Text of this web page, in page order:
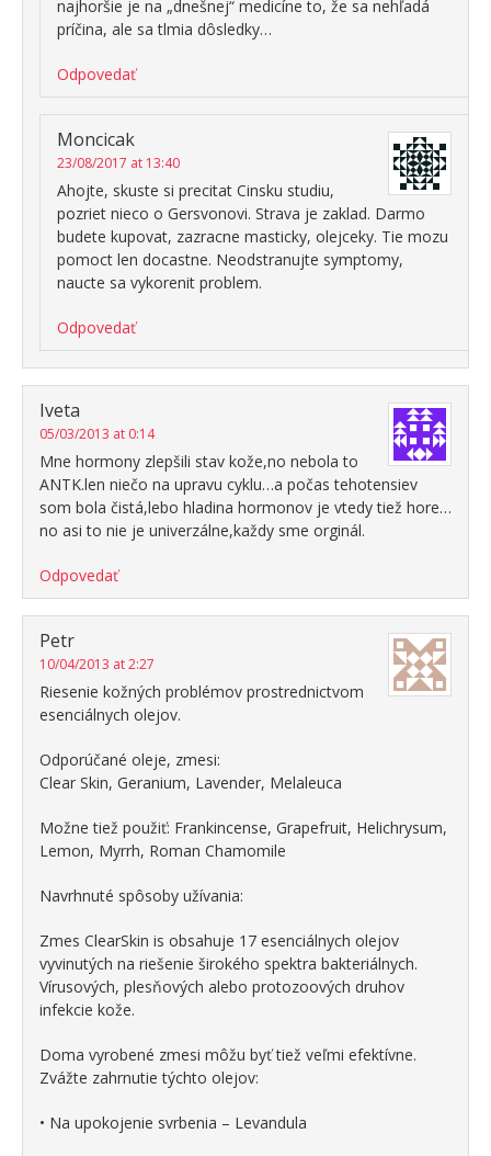
najhoršie je na „dnešnej“ medicíne to, že sa nehľadá
príčina, ale sa tlmia dôsledky…
Odpovedať
Moncicak
23/08/2017 at 13:40
Ahojte, skuste si precitat Cinsku studiu,
pozriet nieco o Gersvonovi. Strava je zaklad. Darmo
budete kupovat, zazracne masticky, olejceky. Tie mozu
pomoct len docastne. Neodstranujte symptomy,
naucte sa vykorenit problem.
Odpovedať
Iveta
05/03/2013 at 0:14
Mne hormony zlepšili stav kože,no nebola to
ANTK.len niečo na upravu cyklu…a počas tehotensiev
som bola čistá,lebo hladina hormonov je vtedy tiež hore…
no asi to nie je univerzálne,každy sme orginál.
Odpovedať
Petr
10/04/2013 at 2:27
Riesenie kožných problémov prostrednictvom
esenciálnych olejov.
Odporúčané oleje, zmesi:
Clear Skin, Geranium, Lavender, Melaleuca
Možne tiež použiť: Frankincense, Grapefruit, Helichrysum,
Lemon, Myrrh, Roman Chamomile
Navrhnuté spôsoby užívania:
Zmes ClearSkin is obsahuje 17 esenciálnych olejov
vyvinutých na riešenie širokého spektra bakteriálnych.
Vírusových, plesňových alebo protozoových druhov
infekcie kože.
Doma vyrobené zmesi môžu byť tiež veľmi efektívne.
Zvážte zahrnutie týchto olejov:
• Na upokojenie svrbenia – Levandula